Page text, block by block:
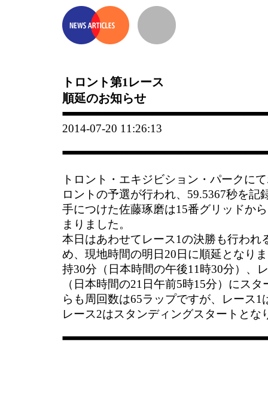
トロント第1レース
順延のお知らせ
2014-07-20 11:26:13
トロント・エキジビション・パークに
ロントの予選が行われ、59.5367秒を記
手につけた佐藤琢磨は15番グリッドか
まりました。
本日はあわせてレース1の決勝も行われ
め、現地時間の明日20日に順延となり
持30分（日本時間の午後11時30分）、
（日本時間の21日午前5時15分）にス
らも周回数は65ラップですが、レース
レース2はスタンディングスタートとな